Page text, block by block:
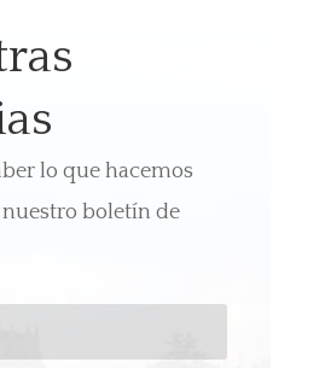
lo que hacemos
boletín de